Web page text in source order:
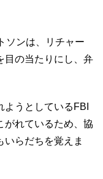
ソンは、リチャー
目の当たりにし、弁
うとしているFBI
がれているため、協
いらだちを覚えま